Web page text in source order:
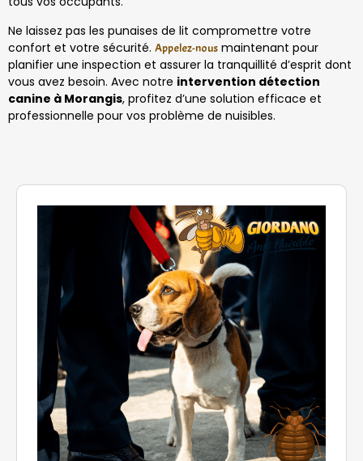
Ne laissez pas les punaises de lit compromettre votre
confort et votre sécurité. Appelez-nous maintenant pour
planifier une inspection et assurer la tranquillité d’esprit dont
vous avez besoin. Avec notre intervention détection
canine à Morangis, profitez d’une solution efficace et
professionnelle pour vos problème de nuisibles.